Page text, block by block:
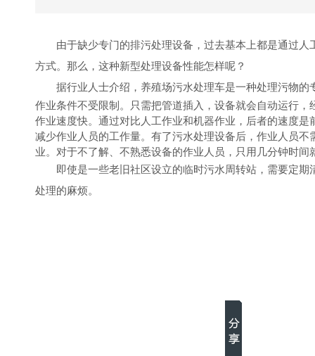
由于缺少专门的排污处理设备，过去基本上都是通过
方式。那么，这种新型处理设备性能怎样呢？
据行业人士介绍， 养殖场污水处理车是一种处理污物的
作业条件不受限制。只需把管道插入，设备就会自动运行
作业速度快。通过对比人工作业和机器作业，后者的速度
减少作业人员的工作量。有了污水处理设备后，作业人员不
业。对于不了解、不熟悉设备的作业人员，只用几分钟时间
即使是一些老旧社区设立的临时污水周转站，需要定
处理的麻烦。